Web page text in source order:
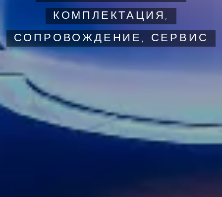
КОМПЛЕКТАЦИЯ,
СОПРОВОЖДЕНИЕ, СЕРВИС